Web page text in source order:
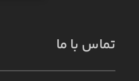
تماس با ما